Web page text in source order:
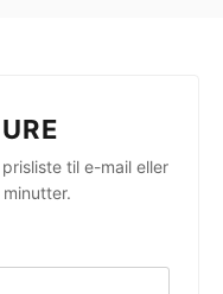
til e-mail eller